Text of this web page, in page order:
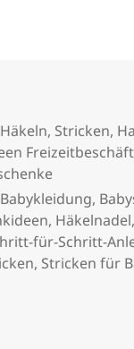
Häkeln, Stricken,
Babykleidung,
, Häkelnadel,
für-Schritt-
, Stricken für
warme